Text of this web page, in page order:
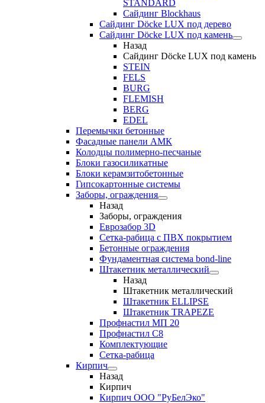
STANDARD
Сайдинг Blockhaus
Сайдинг Döcke LUX под дерево
Сайдинг Döcke LUX под камень
Назад
Сайдинг Döcke LUX под камень
STEIN
FELS
BURG
FLEMISH
BERG
EDEL
Перемычки бетонные
Фасадные панели АМК
Колодцы полимерно-песчаные
Блоки газосиликатные
Блоки керамзитобетонные
Гипсокартонные системы
Заборы, ограждения
Назад
Заборы, ограждения
Еврозабор 3D
Сетка-рабица с ПВХ покрытием
Бетонные ограждения
Фундаментная система bond-line
Штакетник металлический
Назад
Штакетник металлический
Штакетник ELLIPSE
Штакетник TRAPEZE
Профнастил МП 20
Профнастил С8
Комплектующие
Сетка-рабица
Кирпич
Назад
Кирпич
Кирпич ООО "РуБелЭко"